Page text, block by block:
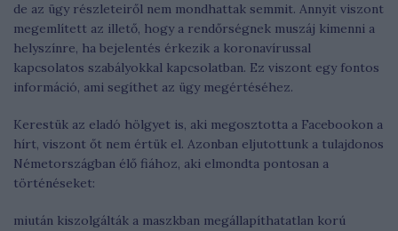
de az ügy részleteiről nem mondhattak semmit. Annyit viszont
megemlített az illető, hogy a rendőrségnek muszáj kimenni a
helyszínre, ha bejelentés érkezik a koronavírussal
kapcsolatos szabályokkal kapcsolatban. Ez viszont egy fontos
információ, ami segíthet az ügy megértéséhez.
Kerestük az eladó hölgyet is, aki megosztotta a Facebookon a
hírt, viszont őt nem értük el. Azonban eljutottunk a tulajdonos
Németországban élő fiához, aki elmondta pontosan a
történéseket:
miután kiszolgálták a maszkban megállapíthatatlan korú